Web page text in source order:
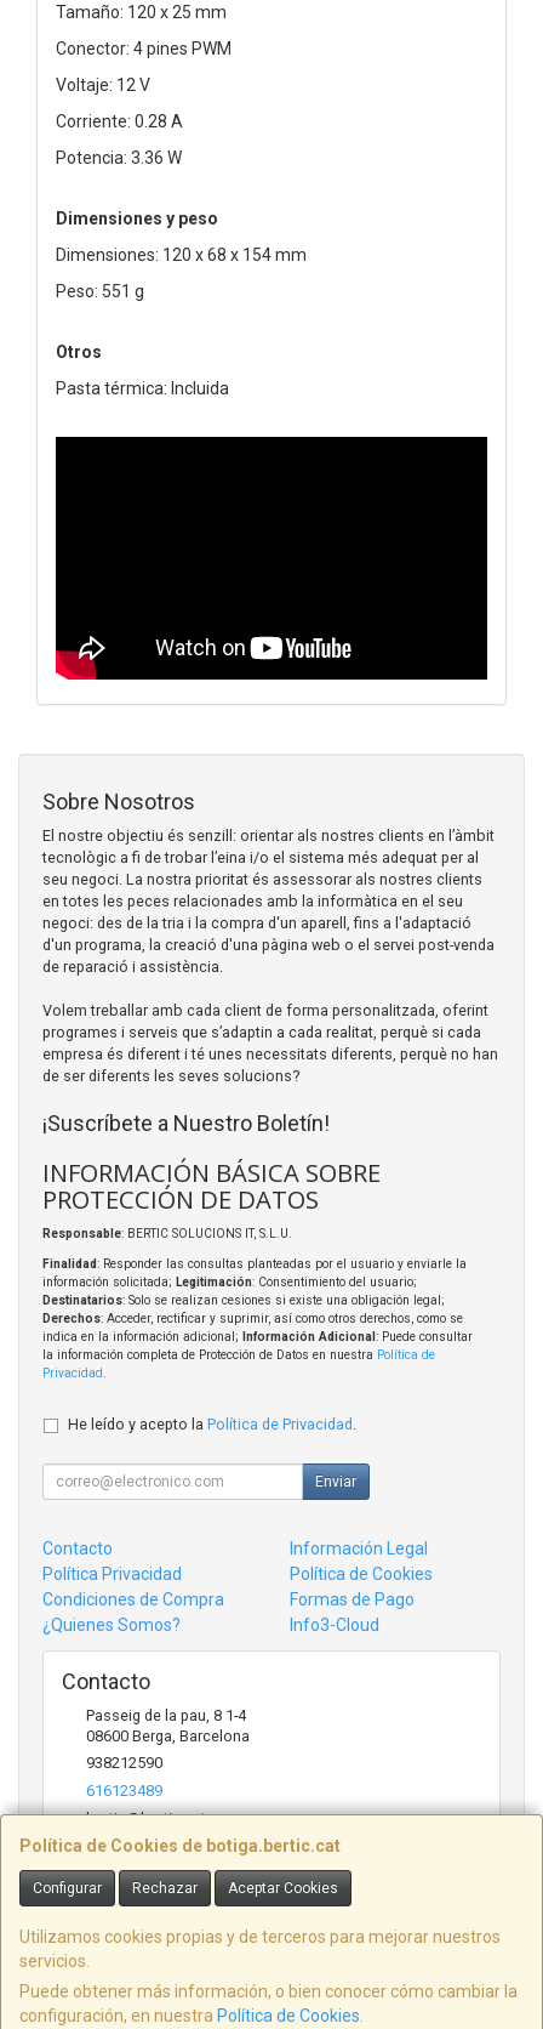
Tamaño: 120 x 25 mm
Conector: 4 pines PWM
Voltaje: 12 V
Corriente: 0.28 A
Potencia: 3.36 W
Dimensiones y peso
Dimensiones: 120 x 68 x 154 mm
Peso: 551 g
Otros
Pasta térmica: Incluida
Política de Cookies de botiga.bertic.cat
Configurar Rechazar Aceptar Cookies
Utilizamos cookies propias y de terceros para mejorar nuestros
servicios.
Puede obtener más información, o bien conocer cómo cambiar la
configuración, en nuestra Política de Cookies
Sobre Nosotros
El nostre objectiu és senzill: orientar als nostres clients en l’àmbit
tecnològic a fi de trobar l’eina i/o el sistema més adequat per al
seu negoci. La nostra prioritat és assessorar als nostres clients
en totes les peces relacionades amb la informàtica en el seu
negoci: des de la tria i la compra d'un aparell, fins a l'adaptació
d'un programa, la creació d'una pàgina web o el servei post-venda
de reparació i assistència.
Volem treballar amb cada client de forma personalitzada, oferint
programes i serveis que s’adaptin a cada realitat, perquè si cada
empresa és diferent i té unes necessitats diferents, perquè no han
de ser diferents les seves solucions?
¡Suscríbete a Nuestro Boletín!
INFORMACIÓN BÁSICA SOBRE
PROTECCIÓN DE DATOS
Responsable: BERTIC SOLUCIONS IT, S.L.U.
Finalidad: Responder las consultas planteadas por el usuario y enviarle la
información solicitada; Legitimación: Consentimiento del usuario;
Destinatarios: Solo se realizan cesiones si existe una obligación legal;
Derechos: Acceder, rectificar y suprimir, así como otros derechos, como se
indica en la información adicional;
Información Adicional : Puede consultar
la información completa de Protección de Datos en nuestra Política de
Privacidad
He leído y acepto la Política de Privacidad
Enviar
Contacto
Información Legal
Política Privacidad
Política de Cookies
Condiciones de Compra
Formas de Pago
¿Quienes Somos?
Info3-Cloud
Contacto
Passeig de la pau, 8 1-4
08600 Berga Barcelona
938212590
616123489
bertic@bertic.cat
Horario
Lunes a Viernes (9h-14h | 15h-18h)
, , , , España. - C.I.F.: B09846916 - Tfno: